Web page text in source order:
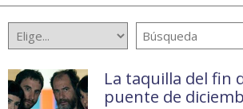
La taquilla del fin
puente de